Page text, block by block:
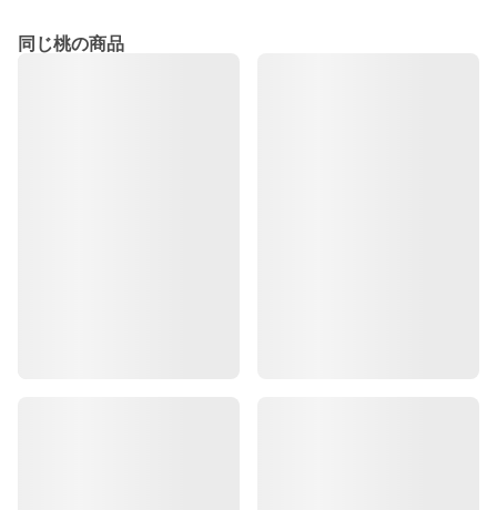
同じ桃の商品